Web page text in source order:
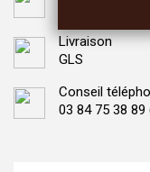
Livraison
GLS
Conseil
03 84 75 38